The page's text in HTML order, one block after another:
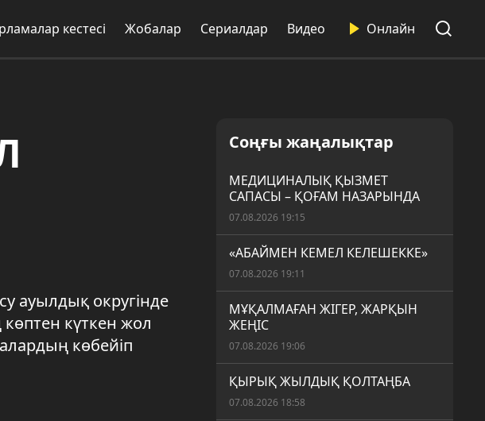
кестесі Жобалар Сериалдар Видео Онлайн
ауылдық округінде
күткен жол
көбейіп
Соңғы жаңалықтар
МЕДИЦИНАЛЫҚ ҚЫЗМЕТ
САПАСЫ – ҚОҒАМ НАЗАРЫНДА
07.08.2026 19:15
«АБАЙМЕН КЕМЕЛ КЕЛЕШЕККЕ»
07.08.2026 19:11
МҰҚАЛМАҒАН ЖІГЕР, ЖАРҚЫН
ЖЕҢІС
07.08.2026 19:06
ҚЫРЫҚ ЖЫЛДЫҚ ҚОЛТАҢБА
07.08.2026 18:58